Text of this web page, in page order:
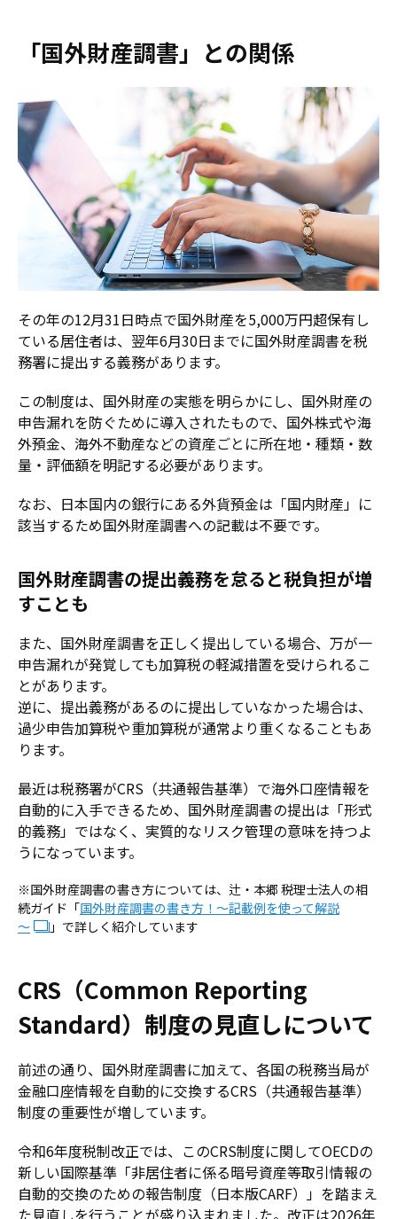
「国外財産調書」との関係
その年の12月31日時点で国外財産を5,000万円超保有し
ている居住者は、翌年6月30日までに国外財産調書を税
務署に提出する義務があります。
この制度は、国外財産の実態を明らかにし、国外財産の
申告漏れを防ぐために導入されたもので、国外株式や海
外預金、海外不動産などの資産ごとに所在地・種類・数
量・評価額を明記する必要があります。
なお、日本国内の銀行にある外貨預金は「国内財産」に
該当するため国外財産調書への記載は不要です。
国外財産調書の提出義務を怠ると税負担が増
すことも
また、国外財産調書を正しく提出している場合、万が一
申告漏れが発覚しても加算税の軽減措置を受けられるこ
とがあります。
逆に、提出義務があるのに提出していなかった場合は、
過少申告加算税や重加算税が通常より重くなることもあ
ります。
最近は税務署がCRS（共通報告基準）で海外口座情報を
自動的に入手できるため、国外財産調書の提出は「形式
的義務」ではなく、実質的なリスク管理の意味を持つよ
うになっています。
※国外財産調書の書き方については、辻・本郷 税理士法人の相
続ガイド「国外財産調書の書き方！～記載例を使って解説
～
」で詳しく紹介しています
CRS（Common Reporting
Standard）制度の見直しについて
前述の通り、国外財産調書に加えて、各国の税務当局が
金融口座情報を自動的に交換するCRS（共通報告基準）
制度の重要性が増しています。
令和6年度税制改正では、このCRS制度に関してOECDの
新しい国際基準「非居住者に係る暗号資産等取引情報の
自動的交換のための報告制度（日本版CARF）」を踏まえ
た見直しを行うことが盛り込まれました。改正は2026年